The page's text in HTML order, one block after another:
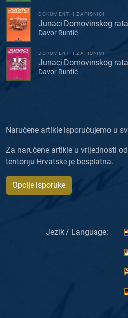
DOKUMENTI I ZAPISNICI
Junaci Domovinskog
Davor Runtić
DOKUMENTI I ZAPISNICI
Junaci Domovinskog
Davor Runtić
Naručene artikle isporučujemo u
Za naručene artikle u vrijednosti
teritoriju Hrvatske je besplatna.
Opcije isporuke
Jezik / Language: